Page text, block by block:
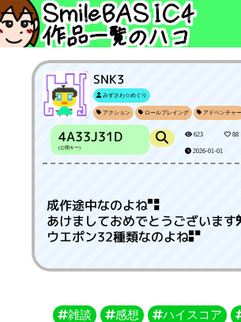
SNK3
みずさわ☆めぐり
アクション ロールプレイング アドベンチャー
4A33J31D
(公開キー)
623 88
2026-01-01
成作途中なのよね
あけましておめでとうございま
ウエポン32種類なのよね
雑談 感想 ハイスコア